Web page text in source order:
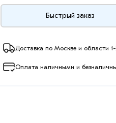
Быстрый заказ
Доставка по Москве и области
Оплата наличными и